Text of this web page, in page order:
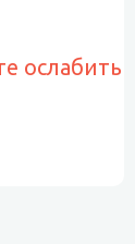
ослабить